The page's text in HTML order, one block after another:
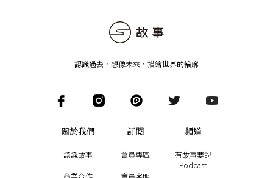
認識過去，想像未來 ， 描繪世界的輪廓
關於我們
認識故事
商業合作
訂閱
會員專區
會員客服
頻道
有故事要說
Podcast